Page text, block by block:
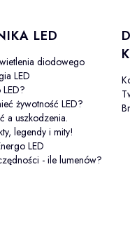
LED
diodowego
LED
żywotność LED?
a uszkodzenia.
legendy i mity!
LED
- ile lumenów?